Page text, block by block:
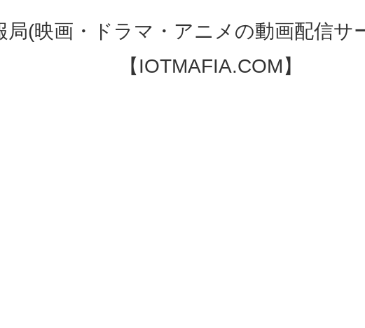
局(映画・ドラマ・アニメの動画配信サ
【IOTMAFIA.COM】